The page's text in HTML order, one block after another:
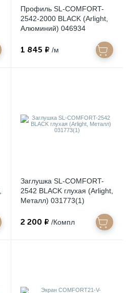
Профиль SL-COMFORT-
2542-2000 BLACK (Arlight,
Алюминий) 046934
1 845 ₽ /м
Заглушка SL-COMFORT-
2542 BLACK глухая (Arlight,
Металл) 031773(1)
2 200 ₽ /Компл